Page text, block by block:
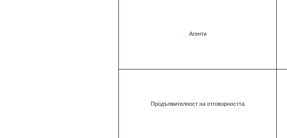
Агенти
Продължителност на отговорността